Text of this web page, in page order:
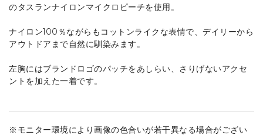
のタスランナイロンマイクロピーチを使用。
ナイロン100％ながらもコットンライクな表情で、デイリーから
アウトドアまで自然に馴染みます。
左胸にはブランドロゴのパッチをあしらい、さりげないアクセ
ントを加えた一着です。
※モニター環境により画像の色合いが若干異なる場合がござい